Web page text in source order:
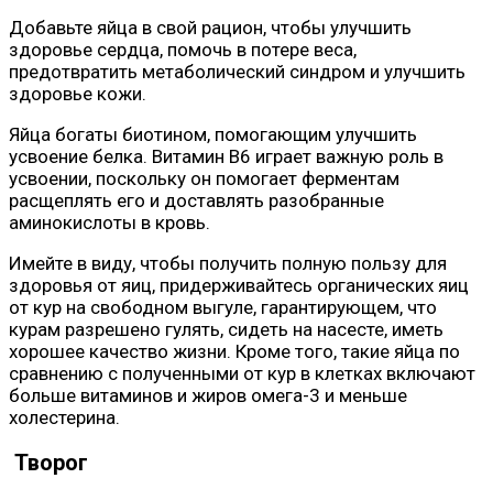
Добавьте яйца в свой рацион, чтобы улучшить
здоровье сердца, помочь в потере веса,
предотвратить метаболический синдром и улучшить
здоровье кожи.
Яйца богаты биотином, помогающим улучшить
усвоение белка. Витамин B6 играет важную роль в
усвоении, поскольку он помогает ферментам
расщеплять его и доставлять разобранные
аминокислоты в кровь.
Имейте в виду, чтобы получить полную пользу для
здоровья от яиц, придерживайтесь органических яиц
от кур на свободном выгуле, гарантирующем, что
курам разрешено гулять, сидеть на насесте, иметь
хорошее качество жизни. Кроме того, такие яйца по
сравнению с полученными от кур в клетках включают
больше витаминов и жиров омега-3 и меньше
холестерина.
Творог